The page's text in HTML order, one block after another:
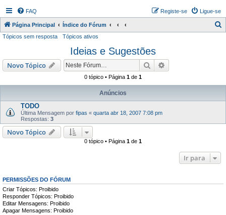
FAQ Ligue-se
Registe-se
Página Principal Índice do Fórum
i
Tópicos sem resposta Tópicos ativos
Ideias e Sugestões
Novo Tópico Pesquisar
0 tópico • Página 1 de 1
Anúncios
TODO
Última Mensagem por fipas « quarta abr 18, 2007 7:08 pm
Respostas: 3
Novo Tópico
0 tópico • Página 1 de 1
Ir para
PERMISSÕES DO FÓRUM
Criar Tópicos: Proibido
Responder Tópicos: Proibido
Editar Mensagens: Proibido
Apagar Mensagens: Proibido